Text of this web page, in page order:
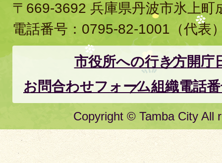
〒669-3692 兵庫県丹波市氷上町
電話番号： 0795-82-1001 （代表
市役所への行き方開庁
お問合わせフォーム組織電話
Copyright © Tamba City All